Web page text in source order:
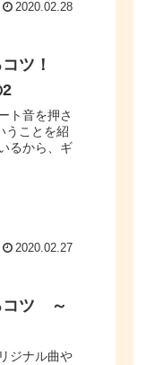
2020.02.28
コツ！
ト音を押さ
うことを紹
るから、ギ
2020.02.27
コツ ～
ジナル曲や